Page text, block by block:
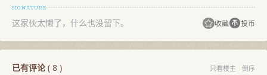
这家伙太懒了，什么也没留下。 收藏 投币
已有评论( 8 ) 只看楼主 倒序